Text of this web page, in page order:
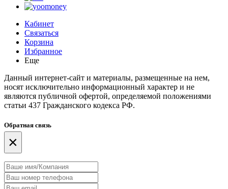
Кабинет
Связаться
Корзина
Избранное
Еще
Данный интернет-сайт и материалы, размещенные на нем,
носят исключительно информационный характер и не
являются публичной офертой, определяемой положениями
статьи 437 Гражданского кодекса РФ.
Обратная связь
×